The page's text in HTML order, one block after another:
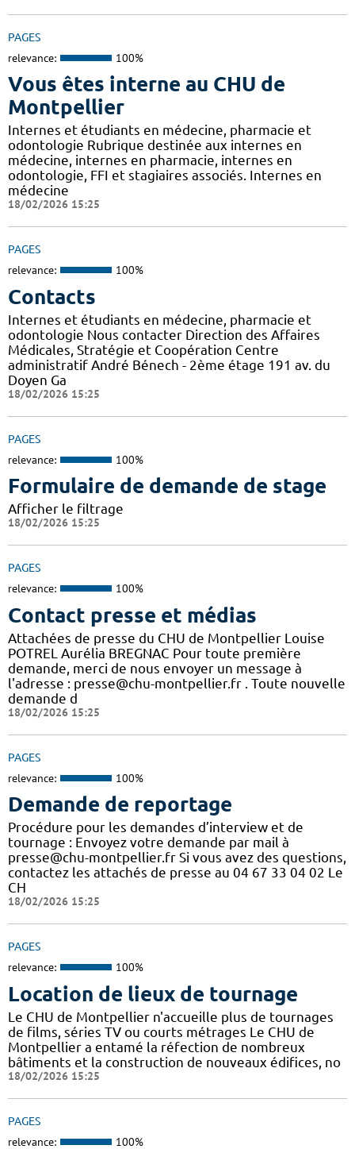
PAGES
relevance: 100%
Vous êtes interne au CHU de
Montpellier
Internes et étudiants en médecine, pharmacie et
odontologie Rubrique destinée aux internes en
médecine, internes en pharmacie, internes en
odontologie, FFI et stagiaires associés. Internes en
médecine
18/02/2026 15:25
PAGES
relevance: 100%
Contacts
Internes et étudiants en médecine, pharmacie et
odontologie Nous contacter Direction des Affaires
Médicales, Stratégie et Coopération Centre
administratif André Bénech - 2ème étage 191 av. du
Doyen Ga
18/02/2026 15:25
PAGES
relevance: 100%
Formulaire de demande de stage
Afficher le filtrage
18/02/2026 15:25
PAGES
relevance: 100%
Contact presse et médias
Attachées de presse du CHU de Montpellier Louise
POTREL Aurélia BREGNAC Pour toute première
demande, merci de nous envoyer un message à
l'adresse : presse@chu-montpellier.fr . Toute nouvelle
demande d
18/02/2026 15:25
PAGES
relevance: 100%
Demande de reportage
Procédure pour les demandes d’interview et de
tournage : Envoyez votre demande par mail à
presse@chu-montpellier.fr Si vous avez des questions,
contactez les attachés de presse au 04 67 33 04 02 Le
CH
18/02/2026 15:25
PAGES
relevance: 100%
Location de lieux de tournage
Le CHU de Montpellier n'accueille plus de tournages
de films, séries TV ou courts métrages Le CHU de
Montpellier a entamé la réfection de nombreux
bâtiments et la construction de nouveaux édifices, no
18/02/2026 15:25
PAGES
relevance: 100%